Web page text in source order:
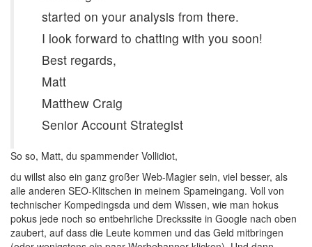
started on your analysis from there.
I look forward to chatting with you soon!
Best regards,
Matt
Matthew Craig
Senior Account Strategist
So so, Matt, du spammender Vollidiot,
du willst also ein ganz großer Web-Magier sein, viel besser, als
alle anderen SEO-Klitschen in meinem Spameingang. Voll von
technischer Kompedingsda und dem Wissen, wie man hokus
pokus jede noch so entbehrliche Dreckssite in Google nach oben
zaubert, auf dass die Leute kommen und das Geld mitbringen